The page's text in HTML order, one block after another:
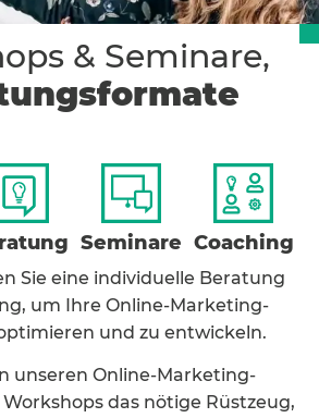
& Seminare,
Seminare Coaching
Sie eine individuelle Beratung
um Ihre Online-Marketing-
und zu entwickeln.
unseren Online-Marketing-
das nötige Rüstzeug,